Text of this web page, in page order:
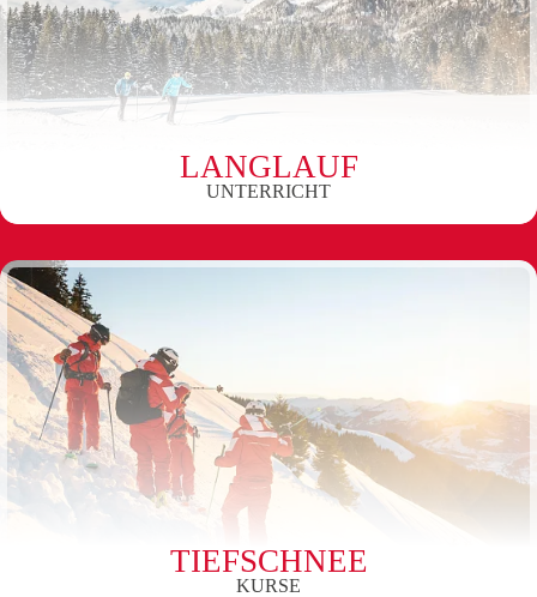
LANGLAUF
UNTERRICHT
TIEFSCHNEE
KURSE